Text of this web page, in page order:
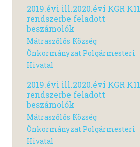
2019.évi ill.2020.évi KGR K11
rendszerbe feladott
beszámolók
Mátraszőlős Község
Önkormányzat Polgármesteri
Hivatal
2019.évi ill.2020.évi KGR K11
rendszerbe feladott
beszámolók
Mátraszőlős Község
Önkormányzat Polgármesteri
Hivatal